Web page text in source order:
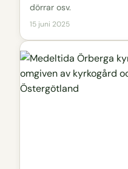
dörrar osv.
15 juni 2025